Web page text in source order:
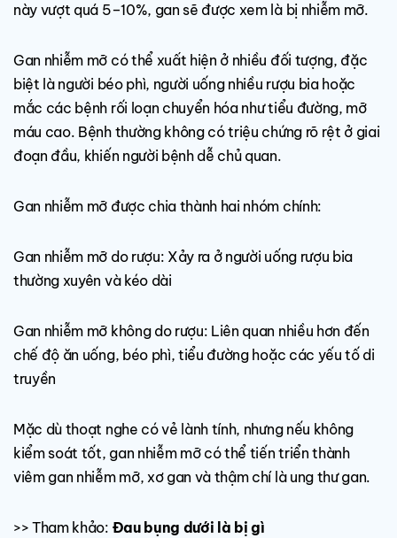
này vượt quá 5–10%, gan sẽ được xem là bị nhiễm mỡ.
Gan nhiễm mỡ có thể xuất hiện ở nhiều đối tượng, đặc
biệt là người béo phì, người uống nhiều rượu bia hoặc
mắc các bệnh rối loạn chuyển hóa như tiểu đường, mỡ
máu cao. Bệnh thường không có triệu chứng rõ rệt ở giai
đoạn đầu, khiến người bệnh dễ chủ quan.
Gan nhiễm mỡ được chia thành hai nhóm chính:
Gan nhiễm mỡ do rượu: Xảy ra ở người uống rượu bia
thường xuyên và kéo dài
Gan nhiễm mỡ không do rượu: Liên quan nhiều hơn đến
chế độ ăn uống, béo phì, tiểu đường hoặc các yếu tố di
truyền
Mặc dù thoạt nghe có vẻ lành tính, nhưng nếu không
kiểm soát tốt, gan nhiễm mỡ có thể tiến triển thành
viêm gan nhiễm mỡ, xơ gan và thậm chí là ung thư gan.
>> Tham khảo: Đau bụng dưới là bị gì